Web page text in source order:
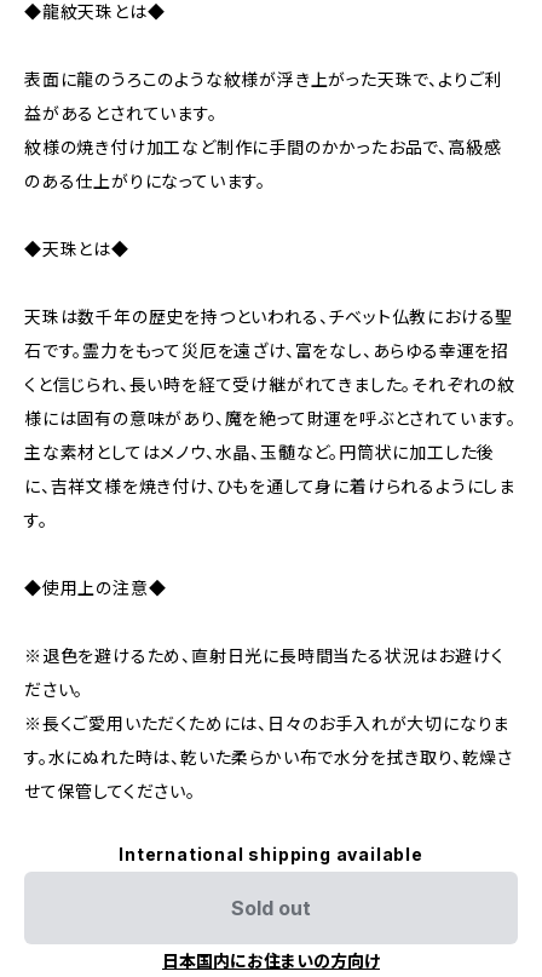
◆龍紋天珠とは◆
表面に龍のうろこのような紋様が浮き上がった天珠で、よりご利
益があるとされています。
紋様の焼き付け加工など制作に手間のかかったお品で、高級感
のある仕上がりになっています。
◆天珠とは◆
天珠は数千年の歴史を持つといわれる、チベット仏教における聖
石です。霊力をもって災厄を遠ざけ、富をなし、あらゆる幸運を招
くと信じられ、長い時を経て受け継がれてきました。それぞれの紋
様には固有の意味があり、魔を絶って財運を呼ぶとされています。
主な素材としてはメノウ、水晶、玉髄など。円筒状に加工した後
に、吉祥文様を焼き付け、ひもを通して身に着けられるようにしま
す。
◆使用上の注意◆
※退色を避けるため、直射日光に長時間当たる状況はお避けく
ださい。
※長くご愛用いただくためには、日々のお手入れが大切になりま
す。水にぬれた時は、乾いた柔らかい布で水分を拭き取り、乾燥さ
せて保管してください。
International shipping available
Sold out
日本国内にお住まいの方向け